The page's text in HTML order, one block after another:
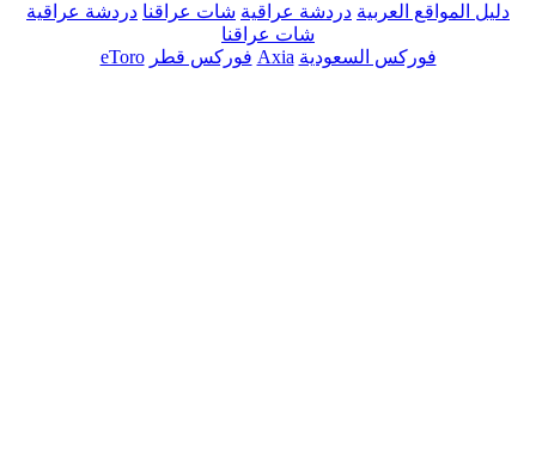
دليل المواقع العربية دردشة عراقية شات عراقنا دردشة عراقية
شات عراقنا
فوركس السعودية Axia فوركس قطر eToro